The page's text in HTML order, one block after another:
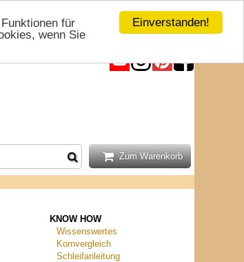
Einverstanden!
für
wenn Sie
KNOW HOW
Wissenswertes
Kornvergleich
Schleifanleitung